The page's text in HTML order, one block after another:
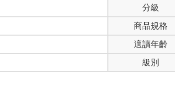
分級
商品規格
適讀年齡
級別